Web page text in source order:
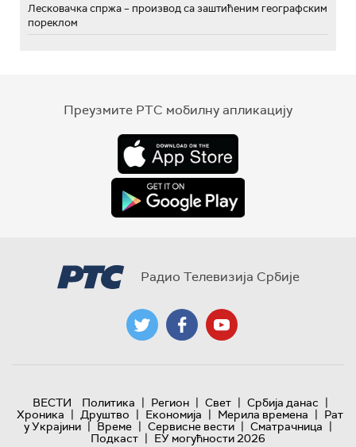
Лесковачка спржа – производ са заштићеним географским
пореклом
Преузмите РТС мобилну апликацију
Радио Телевизија Србије
ВЕСТИ Политика | Регион | Свет | Србија данас |
Хроника | Друштво | Економија | Мерила времена | Рат
у Украјини | Време | Сервисне вести | Сматрачница |
Подкаст | ЕУ могућности 2026